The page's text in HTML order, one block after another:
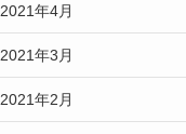
2021年4月
2021年3月
2021年2月